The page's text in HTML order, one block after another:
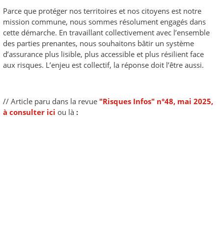
Parce que protéger nos territoires et nos citoyens est notre
mission commune, nous sommes résolument engagés dans
cette démarche. En travaillant collectivement avec l’ensemble
des parties prenantes, nous souhaitons bâtir un système
d’assurance plus lisible, plus accessible et plus résilient face
aux risques. L’enjeu est collectif, la réponse doit l’être aussi.
// Article paru dans la revue "Risques Infos" n°48, mai 2025,
à consulter ici ou là :